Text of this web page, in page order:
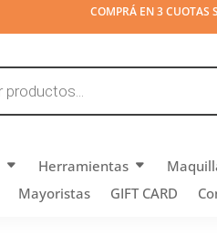
COMPRÁ EN 3 CUOTAS
Herramientas
Mayoristas
GIFT CARD